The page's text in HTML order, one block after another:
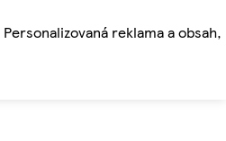
reklama a obsah,